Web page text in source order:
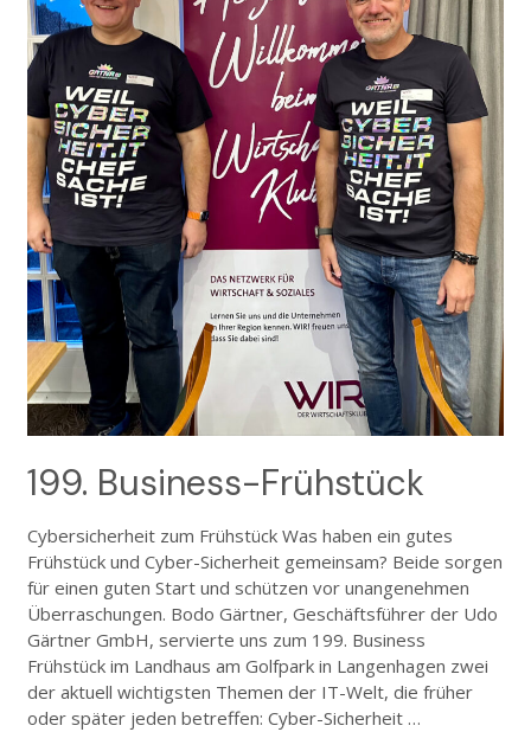
199. Business-Frühstück
Cybersicherheit zum Frühstück Was haben ein gutes
Frühstück und Cyber-Sicherheit gemeinsam? Beide sorgen
für einen guten Start und schützen vor unangenehmen
Überraschungen. Bodo Gärtner, Geschäftsführer der Udo
Gärtner GmbH, servierte uns zum 199. Business
Frühstück im Landhaus am Golfpark in Langenhagen zwei
der aktuell wichtigsten Themen der IT-Welt, die früher
oder später jeden betreffen: Cyber-Sicherheit …